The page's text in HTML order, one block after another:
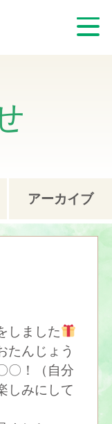
アーカイブ
しました
たんじょう
〇！（自分
しみにして